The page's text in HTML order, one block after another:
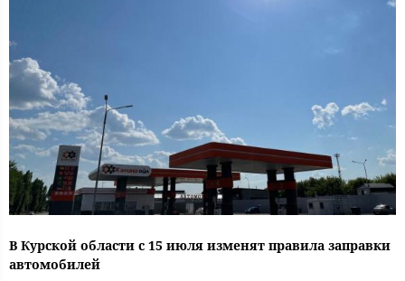
В Курской области с 15 июля изменят правила заправки
автомобилей